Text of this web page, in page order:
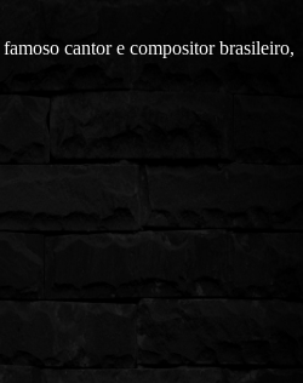
cantor e compositor brasileiro,